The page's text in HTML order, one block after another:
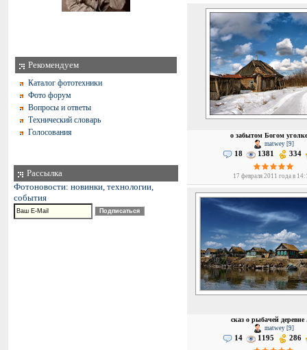
Рекомендуем
Каталог фототехники
Фото форум
Вопросы и ответы
Технический словарь
Голосования
Рассылка
Фотоновости: новинки, технологии,
события
о забытом Богом
matwey [9]
18 1381 334
17 февраля 2011 года в
сказ о рыбачей деревне
matwey [9]
14 1195 286